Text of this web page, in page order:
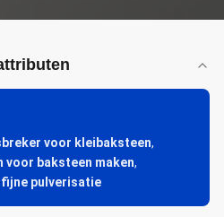
voor kleibaksteen,
voor baksteen maken,
fijne pulverisatie